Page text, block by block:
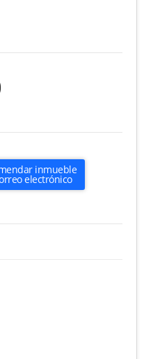
inmueble
electrónico